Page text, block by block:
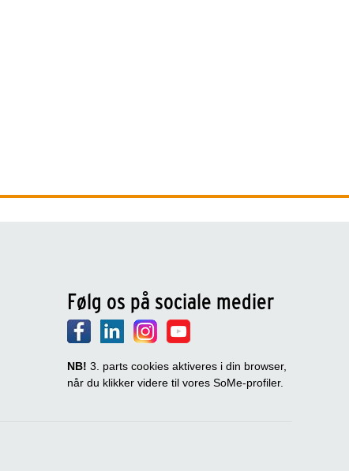
Følg os på sociale medier
NB! 3. parts cookies aktiveres i din browser,
når du klikker videre til vores SoMe-profiler.